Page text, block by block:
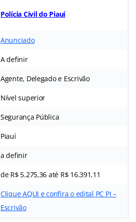
Polícia Civil do Piauí
Anunciado
A definir
Agente, Delegado e Escrivão
Nível superior
Segurança Pública
Piauí
a definir
de R$ 5.275,36 até R$ 16.391,11
Clique AQUI e confira o edital PC PI –
Escrivão